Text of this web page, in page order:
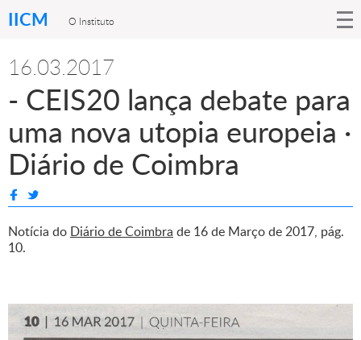
IICM O Instituto
16.03.2017
- CEIS20 lança debate para
uma nova utopia europeia ·
Diário de Coimbra
Notícia do Diário de Coimbra de 16 de Março de 2017, pág.
10.